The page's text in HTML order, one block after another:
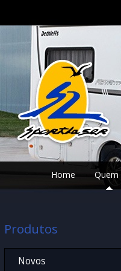
Home Quem
Produtos
Novos